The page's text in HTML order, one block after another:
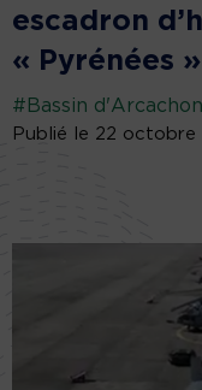
escadron
« Pyrénées »
#Bassin d'Arcachon
Publié le 22 octobre